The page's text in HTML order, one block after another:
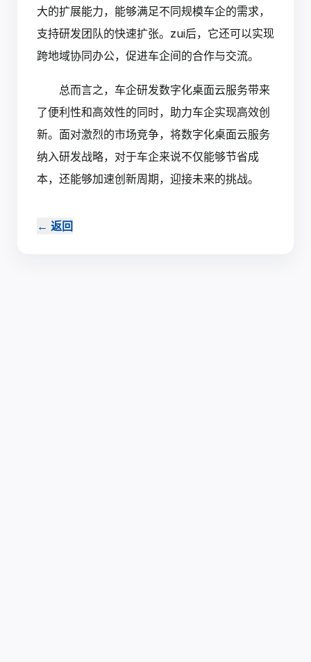
大的扩展能力，能够满足不同规模车企的需求，
支持研发团队的快速扩张。zui后，它还可以实现
跨地域协同办公，促进车企间的合作与交流。
总而言之，车企研发数字化桌面云服务带来
了便利性和高效性的同时，助力车企实现高效创
新。面对激烈的市场竞争，将数字化桌面云服务
纳入研发战略，对于车企来说不仅能够节省成
本，还能够加速创新周期，迎接未来的挑战。‍
← 返回